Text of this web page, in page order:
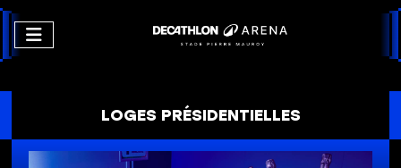
LOGES PRÉSIDENTIELLES